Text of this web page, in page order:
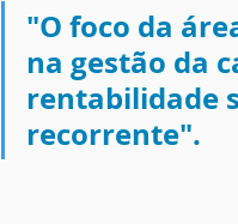
"O foco da
na gestão da
rentabilidade
recorrente".